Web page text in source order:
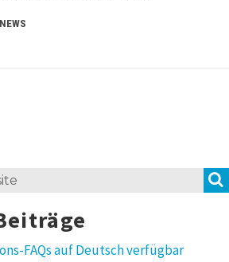
NEWS
FAQs auf Deutsch verfügbar